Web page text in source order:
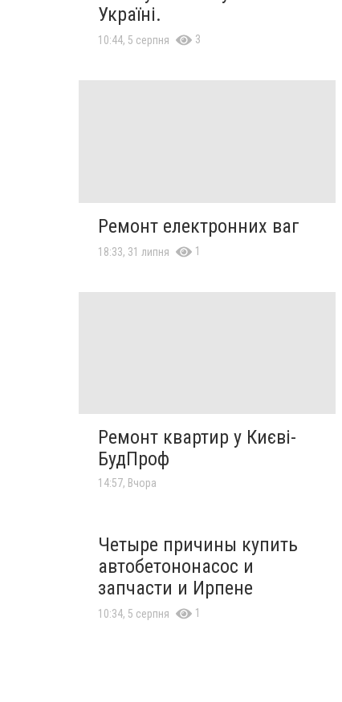
Україні.
10:44, 5 серпня 3
Ремонт електронних ваг
18:33, 31 липня 1
Ремонт квартир у Києві-
БудПроф
14:57, Вчора
Четыре причины купить
автобетононасос и
запчасти и Ирпене
10:34, 5 серпня 1